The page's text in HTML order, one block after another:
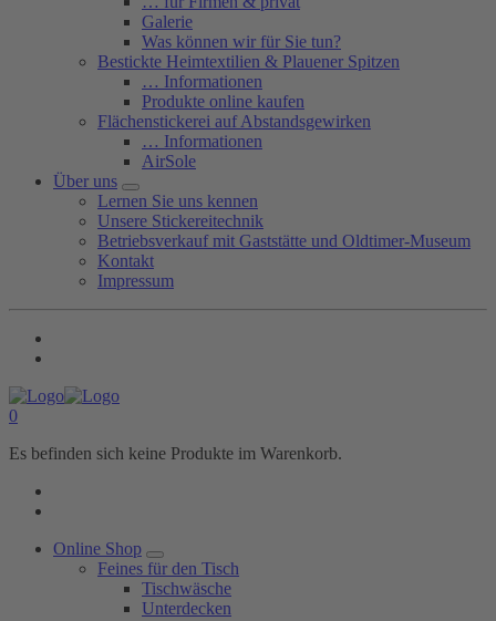
Galerie
Was können wir für Sie tun?
Bestickte Heimtextilien & Plauener Spitzen
… Informationen
Produkte online kaufen
Flächenstickerei auf Abstandsgewirken
… Informationen
AirSole
Über uns
Lernen Sie uns kennen
Unsere Stickereitechnik
Betriebsverkauf mit Gaststätte und Oldtimer-Museum
Kontakt
Impressum
0
Es befinden sich keine Produkte im Warenkorb.
Online Shop
Feines für den Tisch
Tischwäsche
Unterdecken